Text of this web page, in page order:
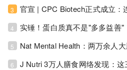
3
4
5
6